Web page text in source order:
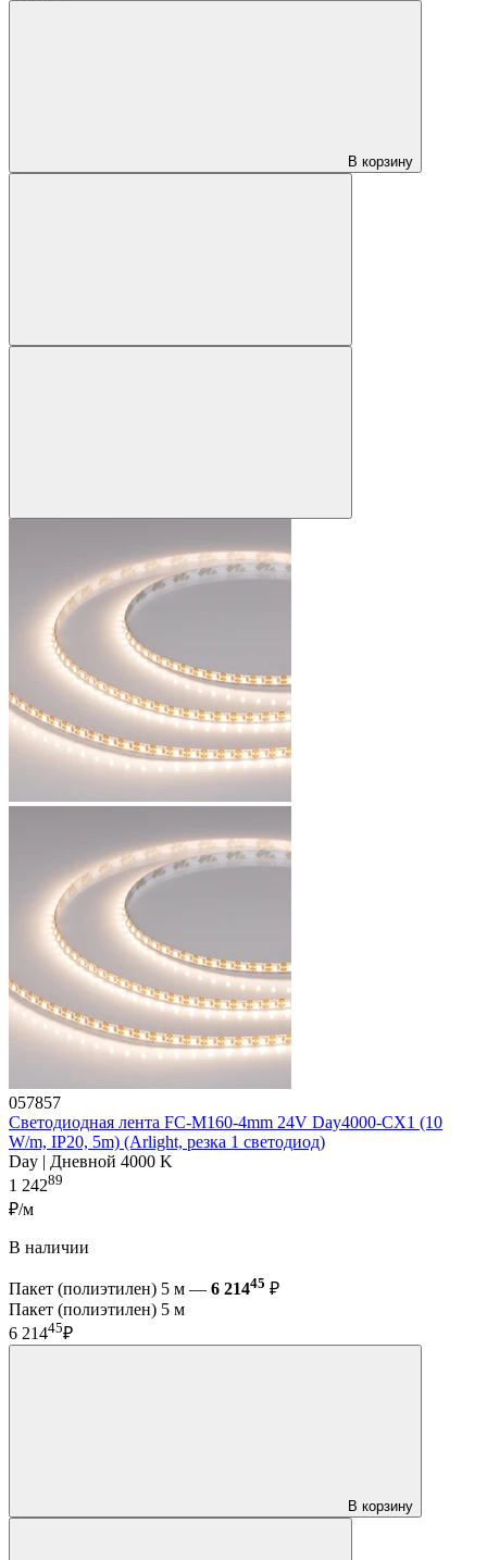
В корзину
057857
Светодиодная лента FC-M160-4mm 24V Day4000-CX1 (10
W/m, IP20, 5m) (Arlight, резка 1 светодиод)
Day | Дневной 4000 K
1 24289
₽/м
В наличии
Пакет (полиэтилен) 5 м — 6 21445 ₽
Пакет (полиэтилен) 5 м
6 21445₽
В корзину